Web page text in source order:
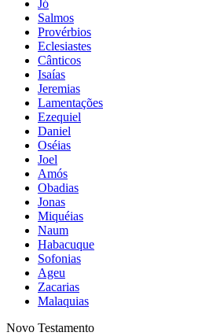
Jó
Salmos
Provérbios
Eclesiastes
Cânticos
Isaías
Jeremias
Lamentações
Ezequiel
Daniel
Oséias
Joel
Amós
Obadias
Jonas
Miquéias
Naum
Habacuque
Sofonias
Ageu
Zacarias
Malaquias
Novo Testamento